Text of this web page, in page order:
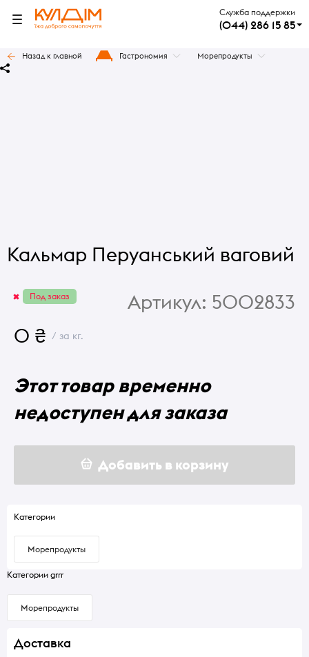
Служба поддержки
(044) 286 15 85
Назад к главной Гастрономия Морепродукты
Кальмар Перуанський ваговий
Под заказ Артикул: 5002833
0 ₴ / за кг.
Этот товар временно
недоступен для заказа
Добавить в корзину
Категории
Морепродукты
Категории grrr
Морепродукты
Доставка